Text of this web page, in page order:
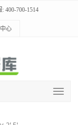
: 400-700-1514
心